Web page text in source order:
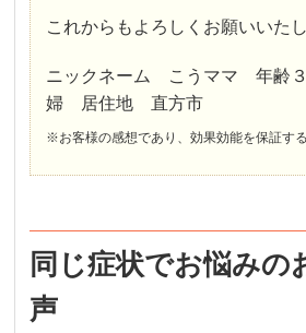
これからもよろしくお願いいた
ニックネーム こうママ 年齢
婦 居住地 直方市
※お客様の感想であり、効果効能を保証す
同じ症状でお悩みの
声